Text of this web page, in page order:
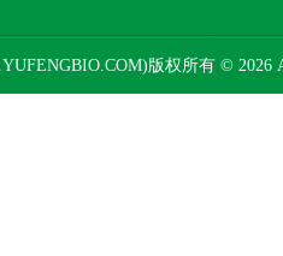
版权所有 © 2026